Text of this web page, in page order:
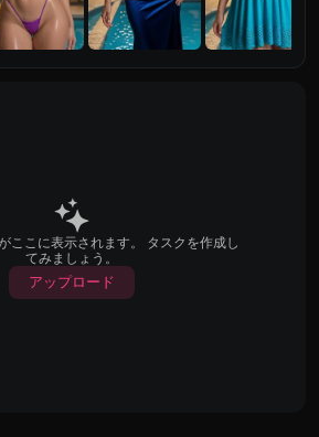
ここに表示されます。 タスクを作成し
てみましょう。
アップロード